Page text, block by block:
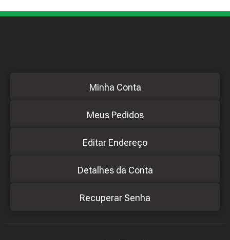
Minha Conta
Meus Pedidos
Editar Endereço
Detalhes da Conta
Recuperar Senha